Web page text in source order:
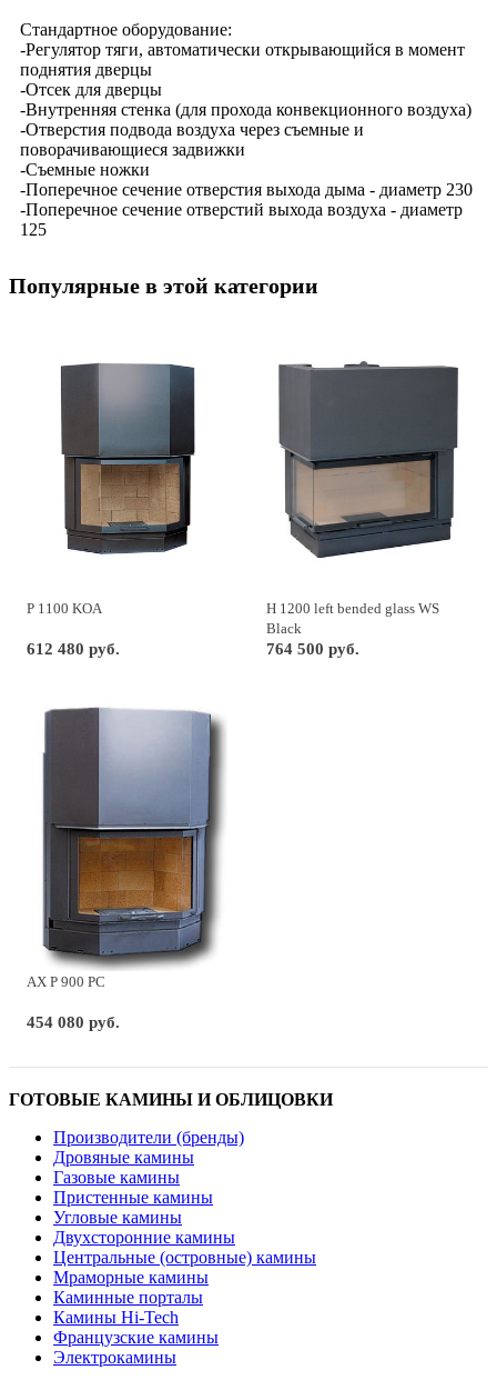
Стандартное оборудование:
-Регулятор тяги, автоматически открывающийся в момент
поднятия дверцы
-Отсек для дверцы
-Внутренняя стенка (для прохода конвекционного воздуха)
-Отверстия подвода воздуха через съемные и
поворачивающиеся задвижки
-Съемные ножки
-Поперечное сечение отверстия выхода дыма - диаметр 230
-Поперечное сечение отверстий выхода воздуха - диаметр
125
Популярные в этой категории
P 1100 KOA
612 480 руб.
H 1200 left bended glass WS
Black
764 500 руб.
AX P 900 PC
454 080 руб.
ГОТОВЫЕ КАМИНЫ И ОБЛИЦОВКИ
Производители (бренды)
Дровяные камины
Газовые камины
Пристенные камины
Угловые камины
Двухсторонние камины
Центральные (островные) камины
Мраморные камины
Каминные порталы
Камины Hi-Tech
Французские камины
Электрокамины